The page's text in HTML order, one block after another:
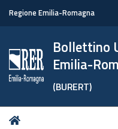
Regione Emilia-Romagna
Bollettino
Emilia-
(BURERT)
Tu